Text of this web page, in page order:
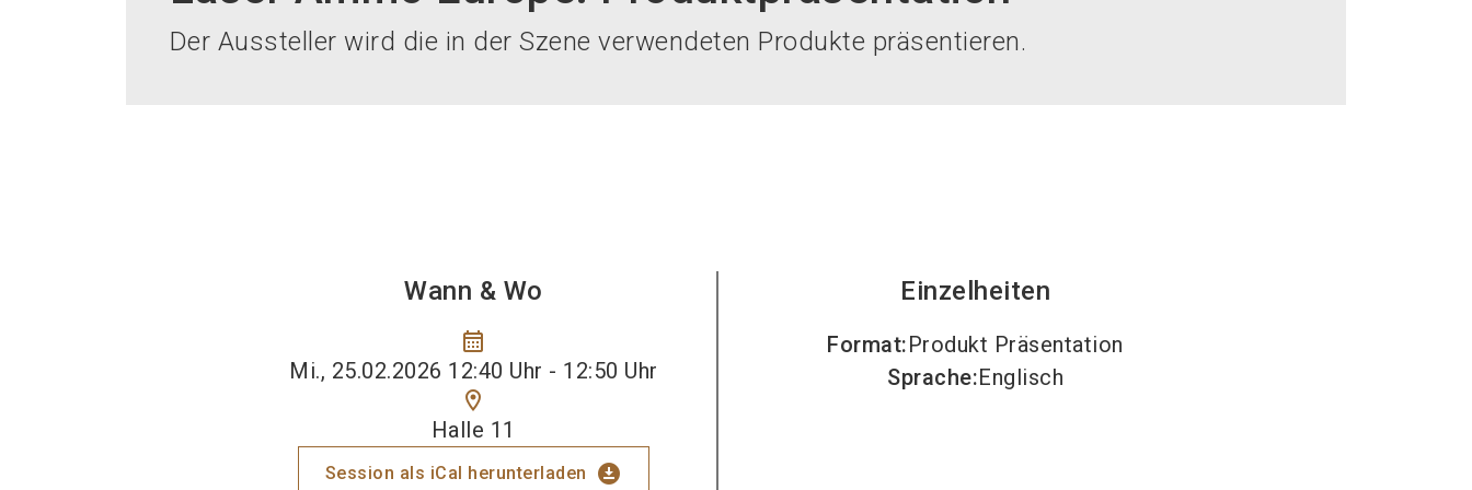
Der Aussteller wird die in der Szene verwendeten Produkte präsentieren.
Wann & Wo
calendar_month
Mi., 25.02.2026 12:40 Uhr - 12:50 Uhr
location_on
Halle 11
Session als iCal herunterladen download_for_offline
Einzelheiten
Format:Produkt Präsentation
Sprache:Englisch